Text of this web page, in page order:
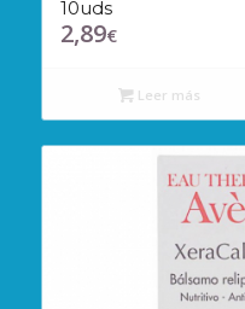
10uds
2,89€
Leer más